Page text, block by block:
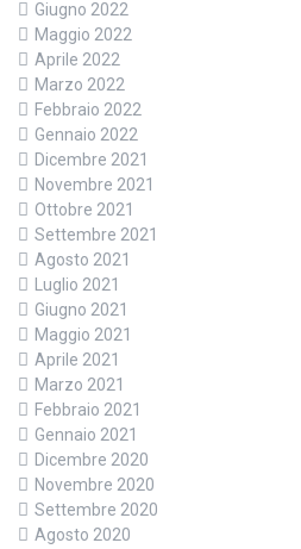
Giugno 2022
Maggio 2022
Aprile 2022
Marzo 2022
Febbraio 2022
Gennaio 2022
Dicembre 2021
Novembre 2021
Ottobre 2021
Settembre 2021
Agosto 2021
Luglio 2021
Giugno 2021
Maggio 2021
Aprile 2021
Marzo 2021
Febbraio 2021
Gennaio 2021
Dicembre 2020
Novembre 2020
Settembre 2020
Agosto 2020